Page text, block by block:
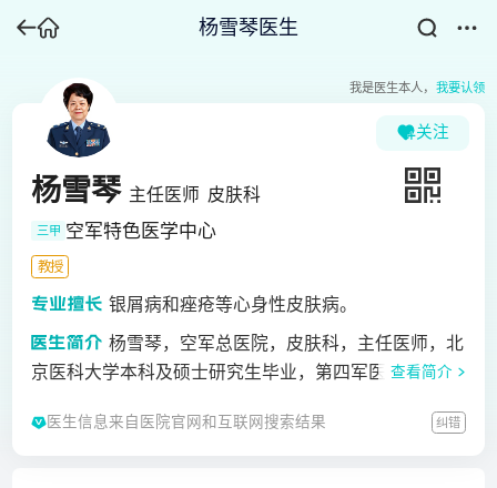
杨雪琴医生
我是医生本人， 我要认领
关注
杨雪琴 主任医师 皮肤科
三甲 空军特色医学中心
教授
银屑病和痤疮等心身性皮肤病。
杨雪琴，空军总医院，皮肤科，主任医师，北
京医科大学本科及硕士研究生毕业，第四军医大学兼职
美国MIAMI大学高访研修，获得&quot;国际荣誉访问学
查看简介
医生信息来自医院官网和互联网搜索结果 纠错